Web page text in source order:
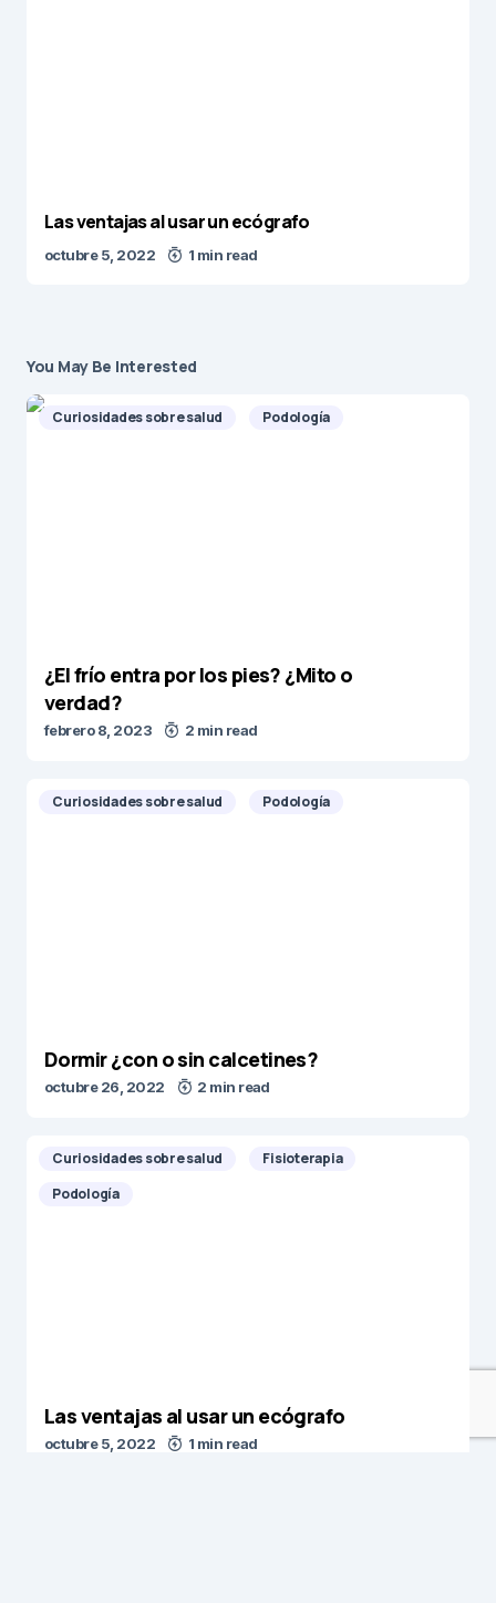
Las ventajas al usar un ecógrafo
octubre 5, 2022 1 min read
You May Be Interested
Curiosidades sobre salud Podología
¿El frío entra por los pies? ¿Mito o
verdad?
febrero 8, 2023 2 min read
Curiosidades sobre salud Podología
Dormir ¿con o sin calcetines?
octubre 26, 2022 2 min read
Curiosidades sobre salud
Fisioterapia
Podología
Las ventajas al usar un ecógrafo
octubre 5, 2022 1 min read